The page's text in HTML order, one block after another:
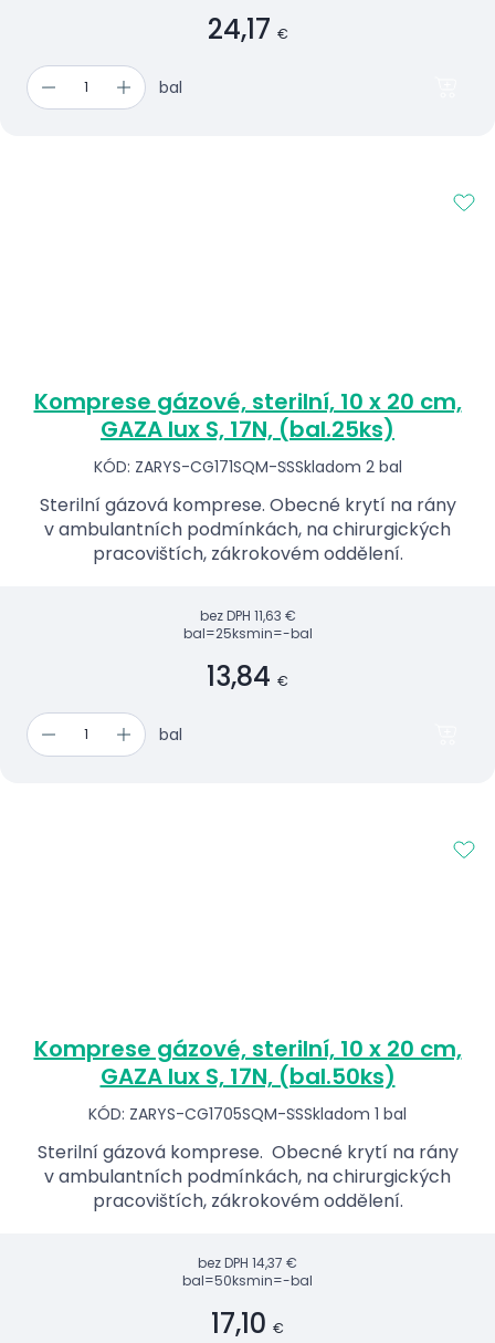
24,17 €
bal
Komprese gázové, sterilní, 10 x 20 cm,
GAZA lux S, 17N, (bal.25ks)
KÓD: ZARYS-CG171SQM-SSSkladom 2 bal
Sterilní gázová komprese. Obecné krytí na rány
v ambulantních podmínkách, na chirurgických
pracovištích, zákrokovém oddělení.
bez DPH 11,63 €
bal=25ksmin=-bal
13,84 €
bal
Komprese gázové, sterilní, 10 x 20 cm,
GAZA lux S, 17N, (bal.50ks)
KÓD: ZARYS-CG1705SQM-SSSkladom 1 bal
Sterilní gázová komprese. Obecné krytí na rány
v ambulantních podmínkách, na chirurgických
pracovištích, zákrokovém oddělení.
bez DPH 14,37 €
bal=50ksmin=-bal
17,10 €